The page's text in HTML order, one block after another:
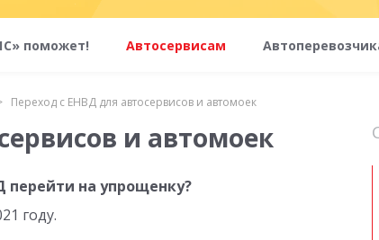
поможет! Автосервисам
Переход с ЕНВД для автосервисов и автомоек
и автомоек
на упрощенку?
году.